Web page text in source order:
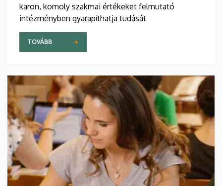
karon, komoly szakmai értékeket felmutató
intézményben gyarapíthatja tudását
TOVÁBB